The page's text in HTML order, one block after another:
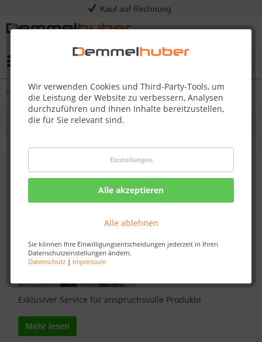
Kauf auf Rechnung
Wir verwenden Cookies und Third-Party-Tools, um
die Leistung der Website zu verbessern, Analysen
durchzuführen und Ihnen Inhalte bereitzustellen,
die für Sie relevant sind.
Einstellungen
Alle akzeptieren
Alle ablehnen
Sie können Ihre Einwilligungsentscheidungen jederzeit in Ihren
Datenschutzeinstellungen ändern.
Datenschutz| Impressum
News
Filtern
Demmelhuber: Perfekte Dienstleistungen
für exklusive Produkte
Von: Nadine Wagner
Exklusiver Service für anspruchsvolle Produkte
Mehr lesen